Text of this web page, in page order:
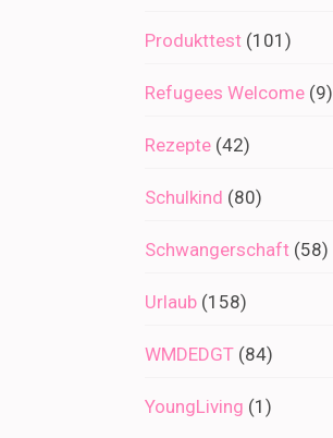
Produkttest (101)
Refugees Welcome (9)
Rezepte (42)
Schulkind (80)
Schwangerschaft (58)
Urlaub (158)
WMDEDGT (84)
YoungLiving (1)